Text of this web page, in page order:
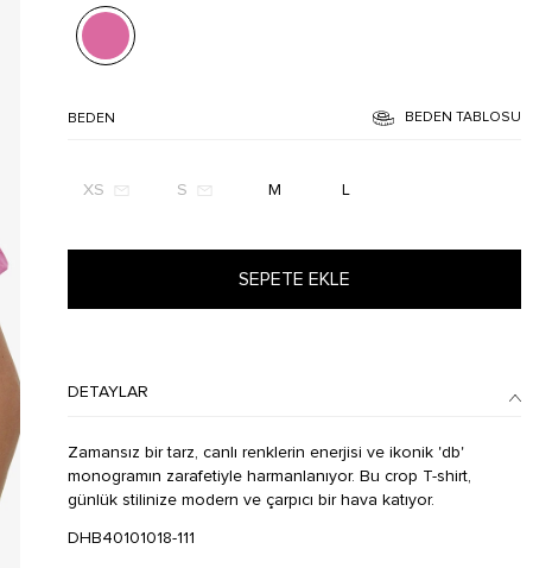
BEDEN BEDEN TABLOSU
XS S M L
SEPETE EKLE
DETAYLAR
Zamansız bir tarz, canlı renklerin enerjisi ve ikonik 'db'
monogramın zarafetiyle harmanlanıyor. Bu crop T-shirt,
günlük stilinize modern ve çarpıcı bir hava katıyor.
DHB40101018-111